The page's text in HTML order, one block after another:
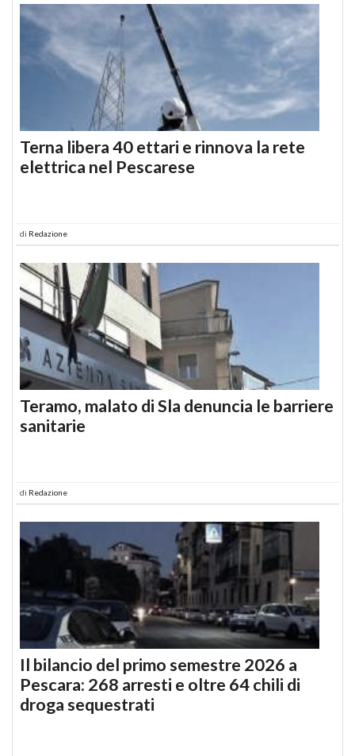
Terna libera 40 ettari e rinnova la rete
elettrica nel Pescarese
di Redazione
Teramo, malato di Sla denuncia le barriere
sanitarie
di Redazione
Il bilancio del primo semestre 2026 a
Pescara: 268 arresti e oltre 64 chili di
droga sequestrati